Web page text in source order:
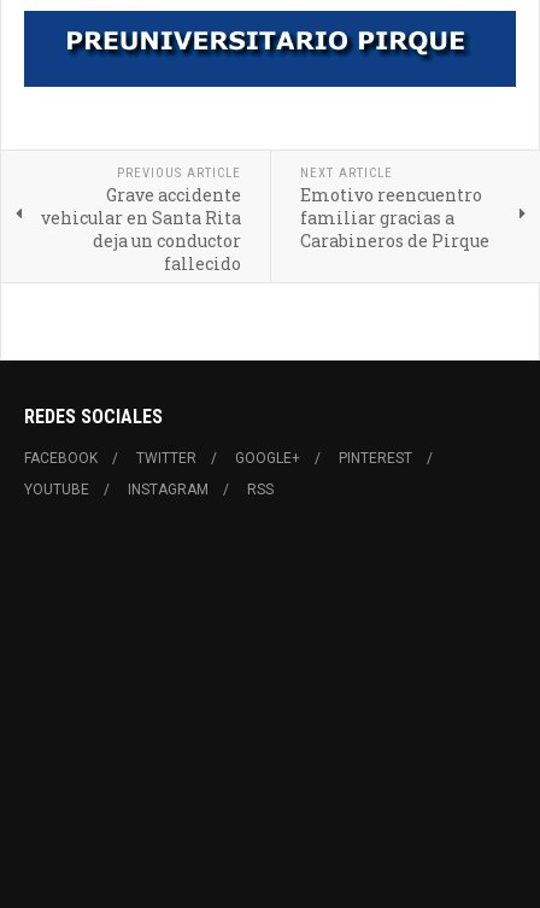
PREVIOUS ARTICLE
Grave accidente
vehicular en Santa Rita
deja un conductor
fallecido
NEXT ARTICLE
Emotivo reencuentro
familiar gracias a
Carabineros de Pirque
REDES SOCIALES
FACEBOOK TWITTER GOOGLE+
PINTEREST
YOUTUBE
INSTAGRAM RSS